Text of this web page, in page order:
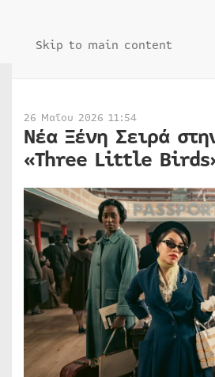
Skip to main content
26 Μαΐου 2026 11:54
Νέα Ξένη Σειρά
«Three Little